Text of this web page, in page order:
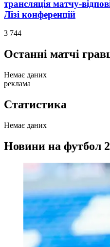
трансляція матчу-
Лізі конференцій
3 744
Останні матчі
Немає даних
реклама
Статистика
Немає даних
Новини на футбол